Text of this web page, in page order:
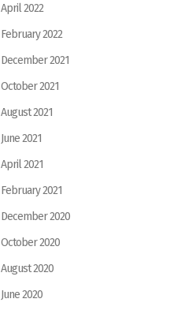
April 2022
February 2022
December 2021
October 2021
August 2021
June 2021
April 2021
February 2021
December 2020
October 2020
August 2020
June 2020